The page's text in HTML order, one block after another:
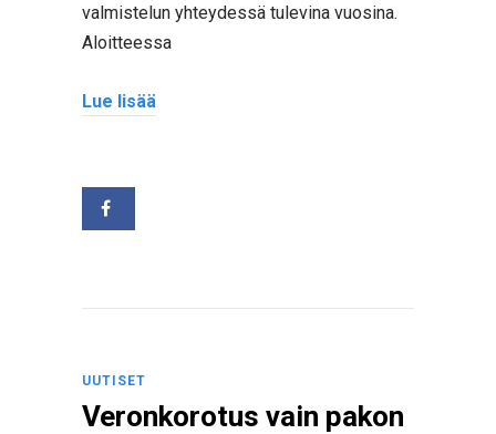
valmistelun yhteydessä tulevina vuosina.
Aloitteessa
Lue lisää
UUTISET
Veronkorotus vain pakon